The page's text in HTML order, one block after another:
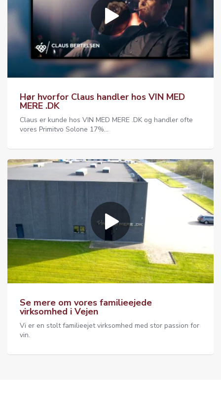
Hør hvorfor Claus handler hos VIN MED
MERE .DK
Claus er kunde hos VIN MED MERE .DK og handler ofte
vores Primitvo Solone 17%...
Se mere om vores familieejede
virksomhed i Vejen
Vi er en stolt familieejet virksomhed med stor passion for
vin.